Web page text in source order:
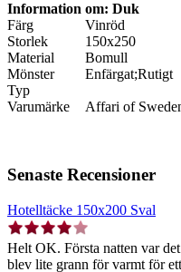
Information om: Duk
Färg
Vinröd
Storlek
150x250
Material
Bomull
Mönster
Enfärgat;Rutigt
Typ
Varumärke
Affari of
Senaste Recensioner
Hotelltäcke 150x200 Sval
Helt OK. Första natten var
blev lite grann för varmt för